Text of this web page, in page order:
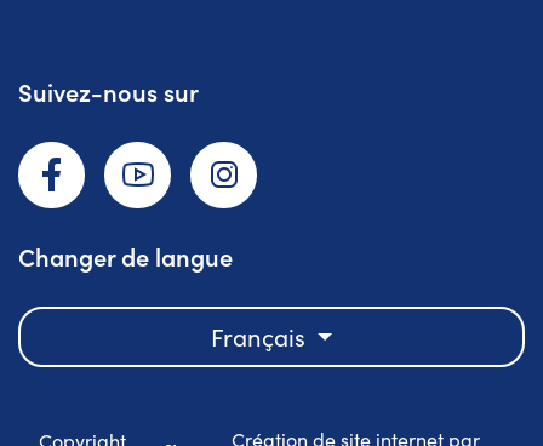
Suivez-nous sur
Changer de langue
Français
Copyright Création de site internet par